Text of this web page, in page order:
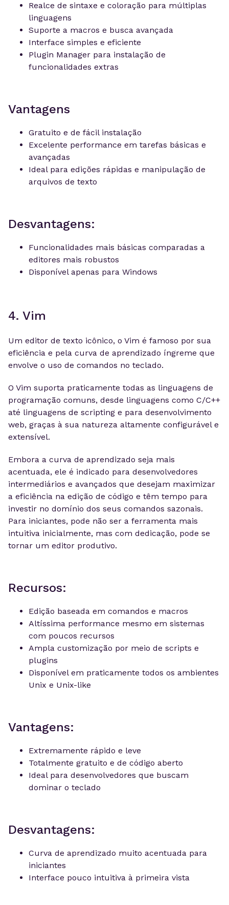
Realce de sintaxe e coloração para múltiplas
linguagens
Suporte a macros e busca avançada
Interface simples e eficiente
Plugin Manager para instalação de
funcionalidades extras
Vantagens
Gratuito e de fácil instalação
Excelente performance em tarefas básicas e
avançadas
Ideal para edições rápidas e manipulação de
arquivos de texto
Desvantagens:
Funcionalidades mais básicas comparadas a
editores mais robustos
Disponível apenas para Windows
4. Vim
Um editor de texto icônico, o Vim é famoso por sua
eficiência e pela curva de aprendizado íngreme que
envolve o uso de comandos no teclado.
O Vim suporta praticamente todas as linguagens de
programação comuns, desde linguagens como C/C++
até linguagens de scripting e para desenvolvimento
web, graças à sua natureza altamente configurável e
extensível.
Embora a curva de aprendizado seja mais
acentuada, ele é indicado para desenvolvedores
intermediários e avançados que desejam maximizar
a eficiência na edição de código e têm tempo para
investir no domínio dos seus comandos sazonais.
Para iniciantes, pode não ser a ferramenta mais
intuitiva inicialmente, mas com dedicação, pode se
tornar um editor produtivo.
Recursos:
Edição baseada em comandos e macros
Altíssima performance mesmo em sistemas
com poucos recursos
Ampla customização por meio de scripts e
plugins
Disponível em praticamente todos os ambientes
Unix e Unix-like
Vantagens:
Extremamente rápido e leve
Totalmente gratuito e de código aberto
Ideal para desenvolvedores que buscam
dominar o teclado
Desvantagens:
Curva de aprendizado muito acentuada para
iniciantes
Interface pouco intuitiva à primeira vista